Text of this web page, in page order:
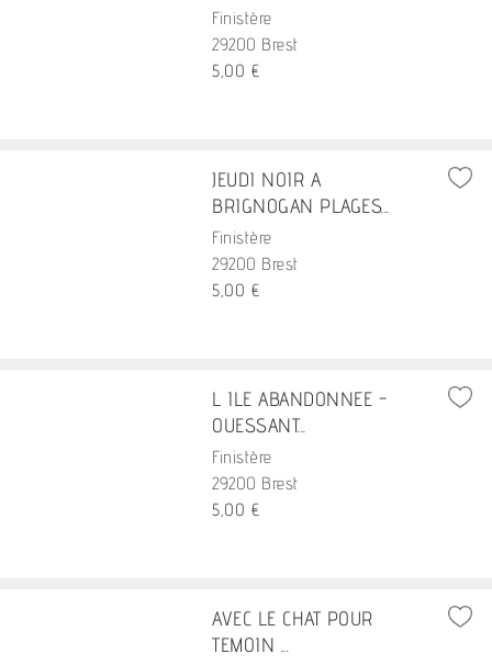
Finistère
29200 Brest
5,00 €
JEUDI NOIR A
BRIGNOGAN PLAGES...
Finistère
29200 Brest
5,00 €
L ILE ABANDONNEE -
OUESSANT...
Finistère
29200 Brest
5,00 €
AVEC LE CHAT POUR
TEMOIN ...